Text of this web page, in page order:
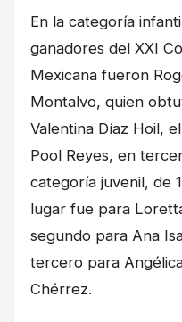
En la categoría
ganadores del XXI
Mexicana fueron
Montalvo, quien
Valentina Díaz Hoil,
Pool Reyes, en
categoría juvenil, de
lugar fue para
segundo para Ana
tercero para
Chérrez.